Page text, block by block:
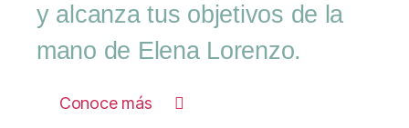
y alcanza tus objetivos de la
mano de Elena Lorenzo.
Conoce más